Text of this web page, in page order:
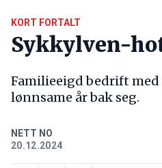
KORT FORTALT
Sykkylven-
Familieeigd bedrift
lønnsame år bak seg.
NETT NO
20.12.2024